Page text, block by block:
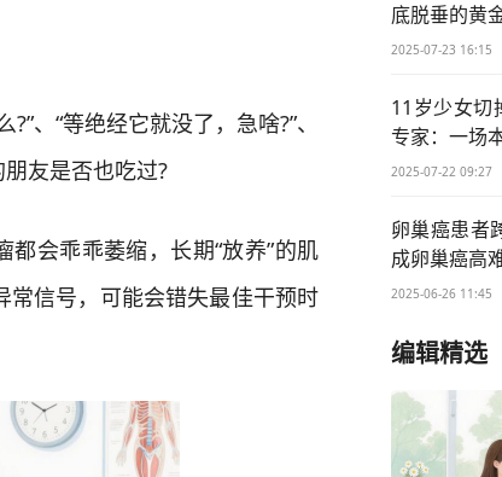
、“等绝经它就没了，急啥?”、
友是否也吃过?
会乖乖萎缩，长期“放养”的肌
常信号，可能会错失最佳干预时
底脱垂的黄
2025-07-23 16:15
11岁少女切
专家：一场
2025-07-22 09:27
卵巢癌患者
成卵巢癌高
2025-06-26 11:45
编辑精选